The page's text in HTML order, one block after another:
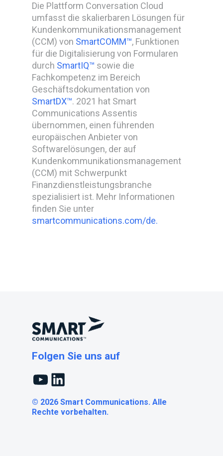
Die Plattform Conversation Cloud
umfasst die skalierbaren Lösungen für
Kundenkommunikationsmanagement
(CCM) von SmartCOMM™, Funktionen
für die Digitalisierung von Formularen
durch SmartIQ™ sowie die
Fachkompetenz im Bereich
Geschäftsdokumentation von
SmartDX™. 2021 hat Smart
Communications Assentis
übernommen, einen führenden
europäischen Anbieter von
Softwarelösungen, der auf
Kundenkommunikationsmanagement
(CCM) mit Schwerpunkt
Finanzdienstleistungsbranche
spezialisiert ist. Mehr Informationen
finden Sie unter
smartcommunications.com/de.
Folgen Sie uns auf
YouTubeLinkedIn
© 2026 Smart Communications. Alle
Rechte vorbehalten.